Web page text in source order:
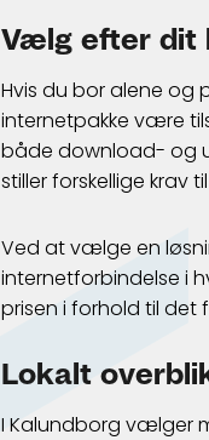
Vælg efter dit
Hvis du bor alene og
internetpakke være
både download- og
stiller forskellige krav
Ved at vælge en
internetforbindelse i
prisen i forhold til det
Lokalt
I Kalundborg vælger